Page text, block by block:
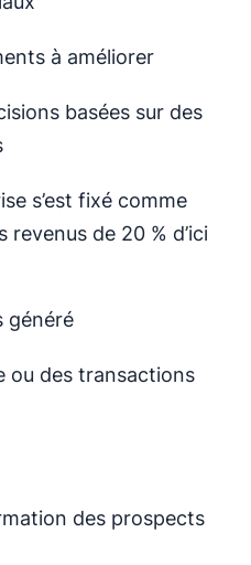
à améliorer
basées sur des
s’est fixé comme
revenus de 20 % d’ici
généré
ou des transactions
des prospects